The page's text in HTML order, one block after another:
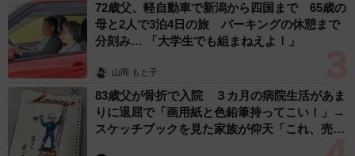
72歳父、軽自動車で新潟から四国まで 65歳の
母と2人で3泊4日の旅 パーキングの休憩まで
分刻み… 「大学生でも組まねえよ！」
山岡 もと子
83歳父が骨折で入院 ３カ月の病院生活があま
りに退屈で「画用紙と色鉛筆持ってこい！」→
スケッチブックを見た家族が仰天「これ、売れ